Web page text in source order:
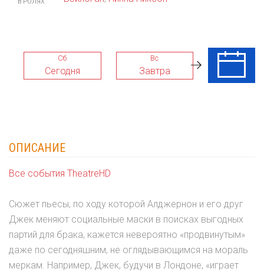
Сб
Сегодня
Вс
Завтра
Пн
ОПИСАНИЕ
Все события TheatreHD
Сюжет пьесы, по ходу которой Алджернон и его друг
Джек меняют социальные маски в поисках выгодных
партий для брака, кажется невероятно «продвинутым»
даже по сегодняшним, не оглядывающимся на мораль
меркам. Например, Джек, будучи в Лондоне, «играет